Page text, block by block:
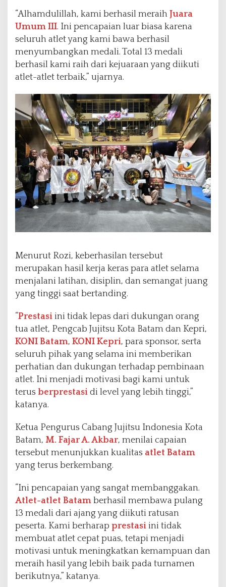
“Alhamdulillah, kami berhasil meraih Juara
Umum III. Ini pencapaian luar biasa karena
seluruh atlet yang kami bawa berhasil
menyumbangkan medali. Total 13 medali
berhasil kami raih dari kejuaraan yang diikuti
atlet-atlet terbaik,” ujarnya.
Menurut Rozi, keberhasilan tersebut
merupakan hasil kerja keras para atlet selama
menjalani latihan, disiplin, dan semangat juang
yang tinggi saat bertanding.
“Prestasi ini tidak lepas dari dukungan orang
tua atlet, Pengcab Jujitsu Kota Batam dan Kepri,
KONI Batam, KONI Kepri, para sponsor, serta
seluruh pihak yang selama ini memberikan
perhatian dan dukungan terhadap pembinaan
atlet. Ini menjadi motivasi bagi kami untuk
terus berprestasi di level yang lebih tinggi,”
katanya.
Ketua Pengurus Cabang Jujitsu Indonesia Kota
Batam, M. Fajar A. Akbar, menilai capaian
tersebut menunjukkan kualitas atlet Batam
yang terus berkembang.
“Ini pencapaian yang sangat membanggakan.
Atlet-atlet Batam berhasil membawa pulang
13 medali dari ajang yang diikuti ratusan
peserta. Kami berharap prestasi ini tidak
membuat atlet cepat puas, tetapi menjadi
motivasi untuk meningkatkan kemampuan dan
meraih hasil yang lebih baik pada turnamen
berikutnya,” katanya.